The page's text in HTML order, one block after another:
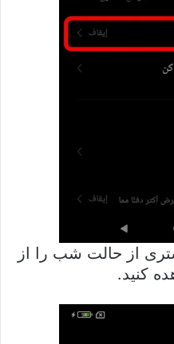
از حالت شب را از
کنید.